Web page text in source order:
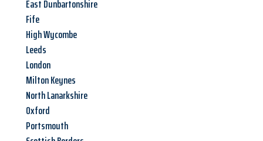
East Dunbartonshire
Fife
High Wycombe
Leeds
London
Milton Keynes
North Lanarkshire
Oxford
Portsmouth